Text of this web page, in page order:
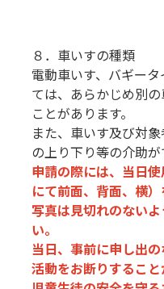
８．車いすの種類
電動車いす、バギー
ては、あらかじめ別
ことがあります。
また、車いす及び対
の上り下り等の介助が
申請の際には、当日
にて前面、背面、横
写真は見切れのない
い。
当日、事前に申し出
活動をお断りすること